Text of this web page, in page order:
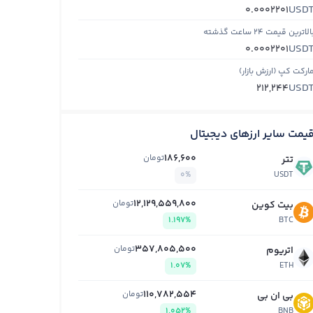
0.0002201
قیمت ۲۴ ساعت گذشته
0.0002201
مارکت کپ (ارزش بازار)
212,244
قیمت سایر ارزهای دیجیتال
تتر
USDT
186,600تومان
0%
بیت کوین
BTC
12,129,559,800تومان
1.197%
اتریوم
ETH
357,805,500تومان
1.07%
بی ان بی 110,782,554تومان